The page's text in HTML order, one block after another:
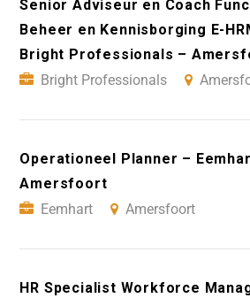
Senior Adviseur en Coach
Beheer en Kennisborging E-
Bright Professionals –
Bright Professionals
Operationeel Planner –
Amersfoort
Eemhart
Amersfoort
HR Specialist Workforce